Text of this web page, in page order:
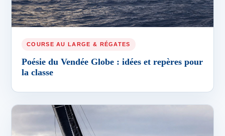
COURSE AU LARGE & RÉGATES
Poésie du Vendée Globe : idées et repères pour
la classe